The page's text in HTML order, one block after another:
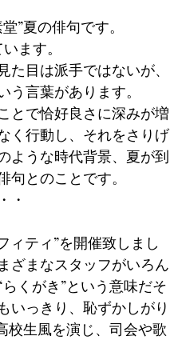
”夏の俳句です。
ます。
目は派手ではないが、
言葉があります。
とで恰好良さに深みが増
く行動し、それをさりげ
ような時代背景、夏が到
とのことです。
・
ィティ”を開催致しまし
ざまなスタッフがいろん
くがき”という意味だそ
いっきり、恥ずかしがり
校生風を演じ、司会や歌